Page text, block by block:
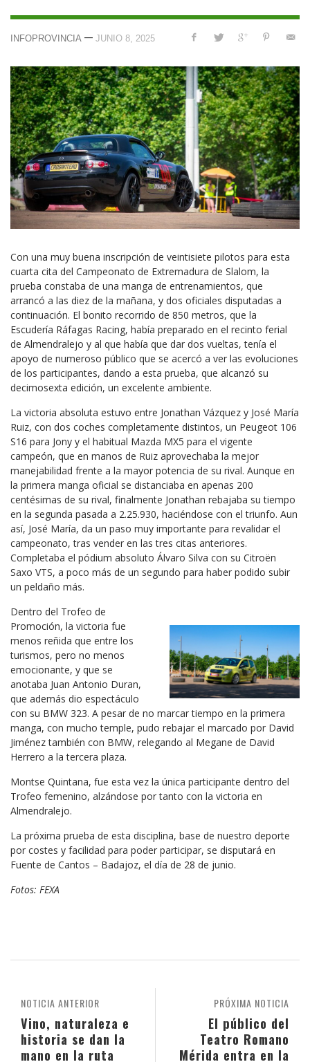
INFOPROVINCIA — JUNIO 8, 2025
Con una muy buena inscripción de veintisiete pilotos para esta
cuarta cita del Campeonato de Extremadura de Slalom, la
prueba constaba de una manga de entrenamientos, que
arrancó a las diez de la mañana, y dos oficiales disputadas a
continuación. El bonito recorrido de 850 metros, que la
Escudería Ráfagas Racing, había preparado en el recinto ferial
de Almendralejo y al que había que dar dos vueltas, tenía el
apoyo de numeroso público que se acercó a ver las evoluciones
de los participantes, dando a esta prueba, que alcanzó su
decimosexta edición, un excelente ambiente.
La victoria absoluta estuvo entre Jonathan Vázquez y José María
Ruiz, con dos coches completamente distintos, un Peugeot 106
S16 para Jony y el habitual Mazda MX5 para el vigente
campeón, que en manos de Ruiz aprovechaba la mejor
manejabilidad frente a la mayor potencia de su rival. Aunque en
la primera manga oficial se distanciaba en apenas 200
centésimas de su rival, finalmente Jonathan rebajaba su tiempo
en la segunda pasada a 2.25.930, haciéndose con el triunfo. Aun
así, José María, da un paso muy importante para revalidar el
campeonato, tras vender en las tres citas anteriores.
Completaba el pódium absoluto Álvaro Silva con su Citroën
Saxo VTS, a poco más de un segundo para haber podido subir
un peldaño más.
Dentro del Trofeo de
Promoción, la victoria fue
menos reñida que entre los
turismos, pero no menos
emocionante, y que se
anotaba Juan Antonio Duran,
que además dio espectáculo
con su BMW 323. A pesar de no marcar tiempo en la primera
manga, con mucho temple, pudo rebajar el marcado por David
Jiménez también con BMW, relegando al Megane de David
Herrero a la tercera plaza.
Montse Quintana, fue esta vez la única participante dentro del
Trofeo femenino, alzándose por tanto con la victoria en
Almendralejo.
La próxima prueba de esta disciplina, base de nuestro deporte
por costes y facilidad para poder participar, se disputará en
Fuente de Cantos – Badajoz, el día de 28 de junio.
Fotos: FEXA
PRÓXIMA NOTICIA
El público del
Teatro Romano
Mérida entra en la
NOTICIA ANTERIOR
Vino, naturaleza e
historia se dan la
mano en la ruta